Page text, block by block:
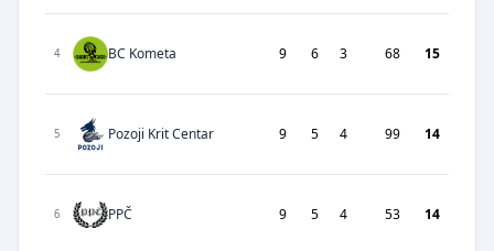
4 BC Kometa 9 6 3 68 15
5 Pozoji Krit Centar 9 5 4 99 14
6 PPČ 9 5 4 53 14